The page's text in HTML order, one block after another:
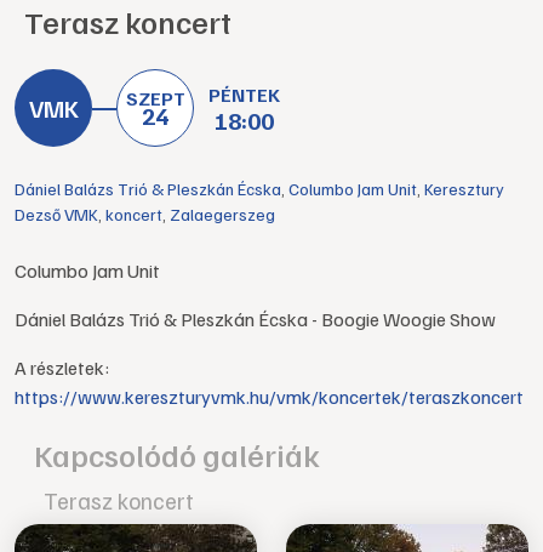
Terasz koncert
SZEPT
24
PÉNTEK
18:00
Dániel Balázs Trió & Pleszkán Écska Columbo Jam Unit Keresztury
Dezső VMK koncert Zalaegerszeg
Columbo Jam Unit
Dániel Balázs Trió & Pleszkán Écska - Boogie Woogie Show
A részletek:
https://www.kereszturyvmk.hu/vmk/koncertek/teraszkoncert
Kapcsolódó galériák
Terasz koncert